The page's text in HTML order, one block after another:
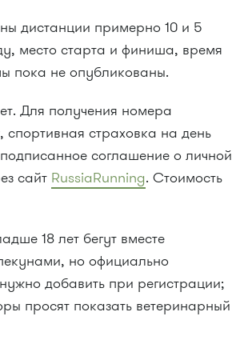
дистанции примерно 10 и 5
место старта и финиша, время
пока не опубликованы.
Для получения номера
страховка на день
соглашение о личной
сайт RussiaRunning. Стоимость
18 лет бегут вместе
но официально
добавить при регистрации;
просят показать ветеринарный